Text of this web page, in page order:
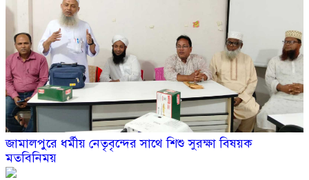
জামালপুরে ধর্মীয় নেতৃবৃন্দের সাথে শিশু সুরক্ষা বিষয়ক
মতবিনিময়